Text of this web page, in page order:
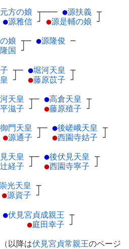
方の娘 ┬
●源雅信 ┘
─── ●源扶義 ┬
●源是輔の娘 ┘
娘 ┬
国 ┘
─ ●源隆俊 ─
┬
┘
─ ●堀河天皇 ┬
●藤原苡子 ┘
天皇 ┬
平滋子 ┘
─ ●高倉天皇 ┬
●藤原殖子 ┘
門天皇 ┬
●源通子 ┘
─ ●後嵯峨天皇 ┬
●西園寺姞子 ┘
天皇 ┬
経子 ┘
─ ●後伏見天皇 ┬
●西園寺寧子 ┘
崇光天皇 ┬
●源資子 ┘
●伏見宮貞成親王 ┬
●庭田幸子 ┘
以降は伏見宮貞常親王のページ